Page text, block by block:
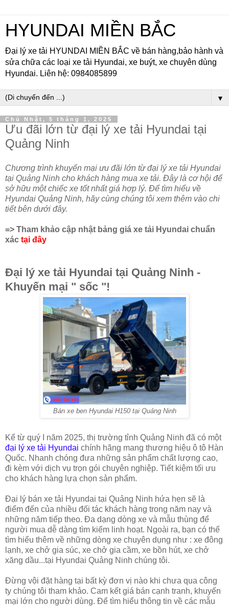
HYUNDAI MIỀN BẮC
Đại lý xe tải HYUNDAI MIỀN BẮC về bán hàng,bảo hành và
sửa chữa các loại xe tải Hyundai, xe buýt, xe chuyên dùng
Hyundai. Liên hệ: 0984085899
▼
Chủ Nhật, 5 tháng 1, 2025
Ưu đãi lớn từ đại lý xe tải Hyundai tại
Quảng Ninh
Chương trình khuyến mại ưu đãi lớn từ đại lý xe tải Hyundai
tại Quảng Ninh cho khách hàng mua xe tải. Đây là cơ hội để
sở hữu một chiếc xe tốt nhất giá hợp lý. Để tìm hiểu về
Hyundai Quảng Ninh, hãy cùng chúng tôi xem thêm vào chi
tiết bên dưới đây.
=> Tham khảo cập nhật bảng giá xe tải Hyundai chuẩn
xác tại đây
Đại lý xe tải Hyundai tại Quảng Ninh -
Khuyến mại " sốc "!
Bán xe ben Hyundai H150 tại Quảng Ninh
Kể từ quý I năm 2025, thị trường tỉnh Quảng Ninh đã có một
đại lý xe tải Hyundai chính hãng mang thương hiệu ô tô Hàn
Quốc. Nhanh chóng đưa những sản phẩm chất lượng cao,
đi kèm với dịch vụ trọn gói chuyên nghiệp. Tiết kiệm tối ưu
cho khách hàng lựa chọn sản phẩm.
Đại lý bán xe tải Hyundai tại Quảng Ninh hứa hẹn sẽ là
điểm đến của nhiều đối tác khách hàng trong năm nay và
những năm tiếp theo. Đa dạng dòng xe và mẫu thùng để
người mua dễ dàng tìm kiếm linh hoạt. Ngoài ra, bạn có thể
tìm hiểu thêm về những dòng xe chuyên dụng như : xe đông
lạnh, xe chở gia súc, xe chở gia cầm, xe bồn hút, xe chở
xăng dầu...tại Hyundai Quảng Ninh chúng tôi.
Đừng vội đặt hàng tại bất kỳ đơn vị nào khi chưa qua công
ty chúng tôi tham khảo. Cam kết giá bán cạnh tranh, khuyến
mại lớn cho người dùng. Để tìm hiểu thông tin về các mẫu